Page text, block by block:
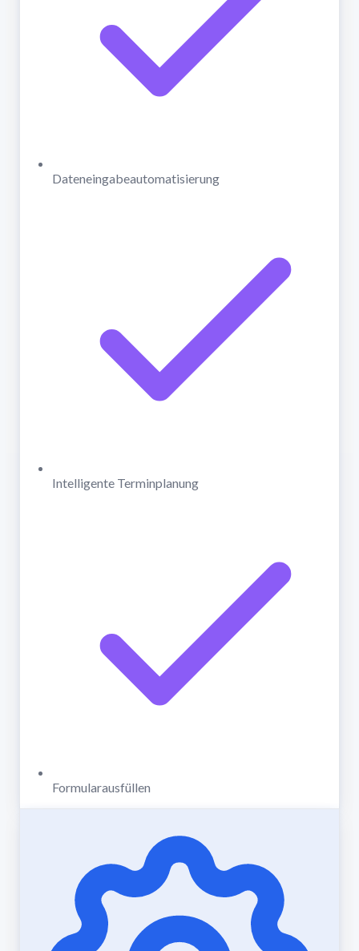
Dateneingabeautomatisierung
Intelligente Terminplanung
Formularausfüllen